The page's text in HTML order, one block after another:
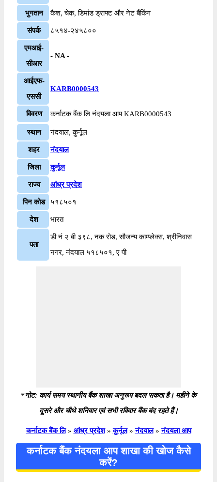
भुगतान कैश, चेक, डिमांड ड्राफ्ट और नेट बैंकिंग
संपर्क ८५१४-२४५८००
एमआई-
सीआर
- NA -
आईएफ-
एससी
KARB0000543
विवरण कर्नाटक बैंक लि नंदयला आप KARB0000543
स्थान नंदयाल, कुर्नूल
शहर नंदयाल
जिला कुर्नूल
राज्य आंध्र प्रदेश
पिन कोड ५१८५०१
देश भारत
पता
डी नं २ बी ३९८, नक रोड, सौजन्य काम्प्लेक्स, श्रीनिवास
नगर, नंदयाल ५१८५०१, ए पी
*नोट: कार्य समय स्थानीय बैंक शाखा अनुरूप बदल सकता है। महीने के
दूसरे और चौथे शनिवार एवं सभी रविवार बैंक बंद रहते हैं।
कर्नाटक बैंक लि » आंध्र प्रदेश » कुर्नूल » नंदयाल » नंदयला आप
कर्नाटक बैंक नंदयला आप शाखा की खोज कैसे
करें?